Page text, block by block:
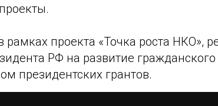
проекта «Точка роста НКО»,
РФ на развитие
президентских грантов.